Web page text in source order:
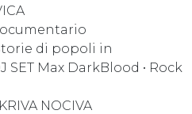
Storie di popoli in
SET Max DarkBlood • Rock
NOCIVA